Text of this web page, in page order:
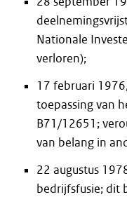
Nationale
verloren);
17 februari
toepassing van
B71/12651;
van belang in
22 augustus
bedrijfsfusie; dit